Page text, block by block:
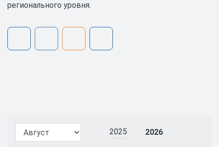
2025 2026
регионального уровня.